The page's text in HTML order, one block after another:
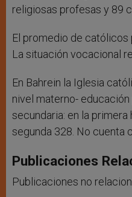
religiosas profesas y 89
El promedio de católicos
La situación vocacional
En Bahrein la Iglesia
nivel materno-
secundaria: en la
segunda 328. No cuenta
Publicaciones
Publicaciones no